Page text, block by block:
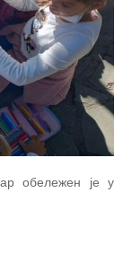
обележен је у